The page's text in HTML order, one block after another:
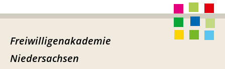
Freiwilligenakademie
Niedersachsen